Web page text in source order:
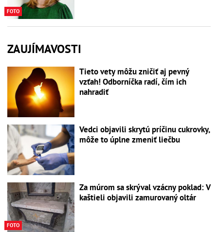
FOTO
ZAUJÍMAVOSTI
Tieto vety môžu zničiť aj pevný
vzťah! Odborníčka radí, čím ich
nahradiť
Vedci objavili skrytú príčinu cukrovky,
môže to úplne zmeniť liečbu
FOTO
Za múrom sa skrýval vzácny poklad: V
kaštieli objavili zamurovaný oltár